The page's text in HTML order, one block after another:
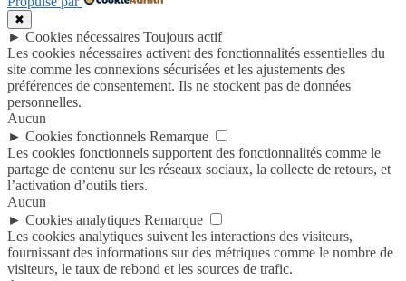
✖
► Cookies nécessaires Toujours actif
Les cookies nécessaires activent des fonctionnalités essentielles du
site comme les connexions sécurisées et les ajustements des
préférences de consentement. Ils ne stockent pas de données
personnelles.
Aucun
► Cookies fonctionnels Remarque
Les cookies fonctionnels supportent des fonctionnalités comme le
partage de contenu sur les réseaux sociaux, la collecte de retours, et
l’activation d’outils tiers.
Aucun
► Cookies analytiques Remarque
Les cookies analytiques suivent les interactions des visiteurs,
fournissant des informations sur des métriques comme le nombre de
visiteurs, le taux de rebond et les sources de trafic.